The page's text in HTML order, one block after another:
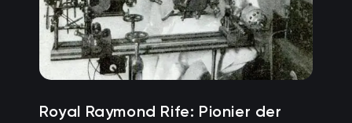
Royal Raymond Rife: Pionier der